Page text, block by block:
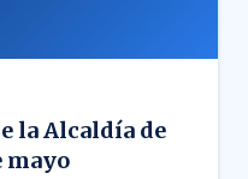
la Alcaldía de
mayo